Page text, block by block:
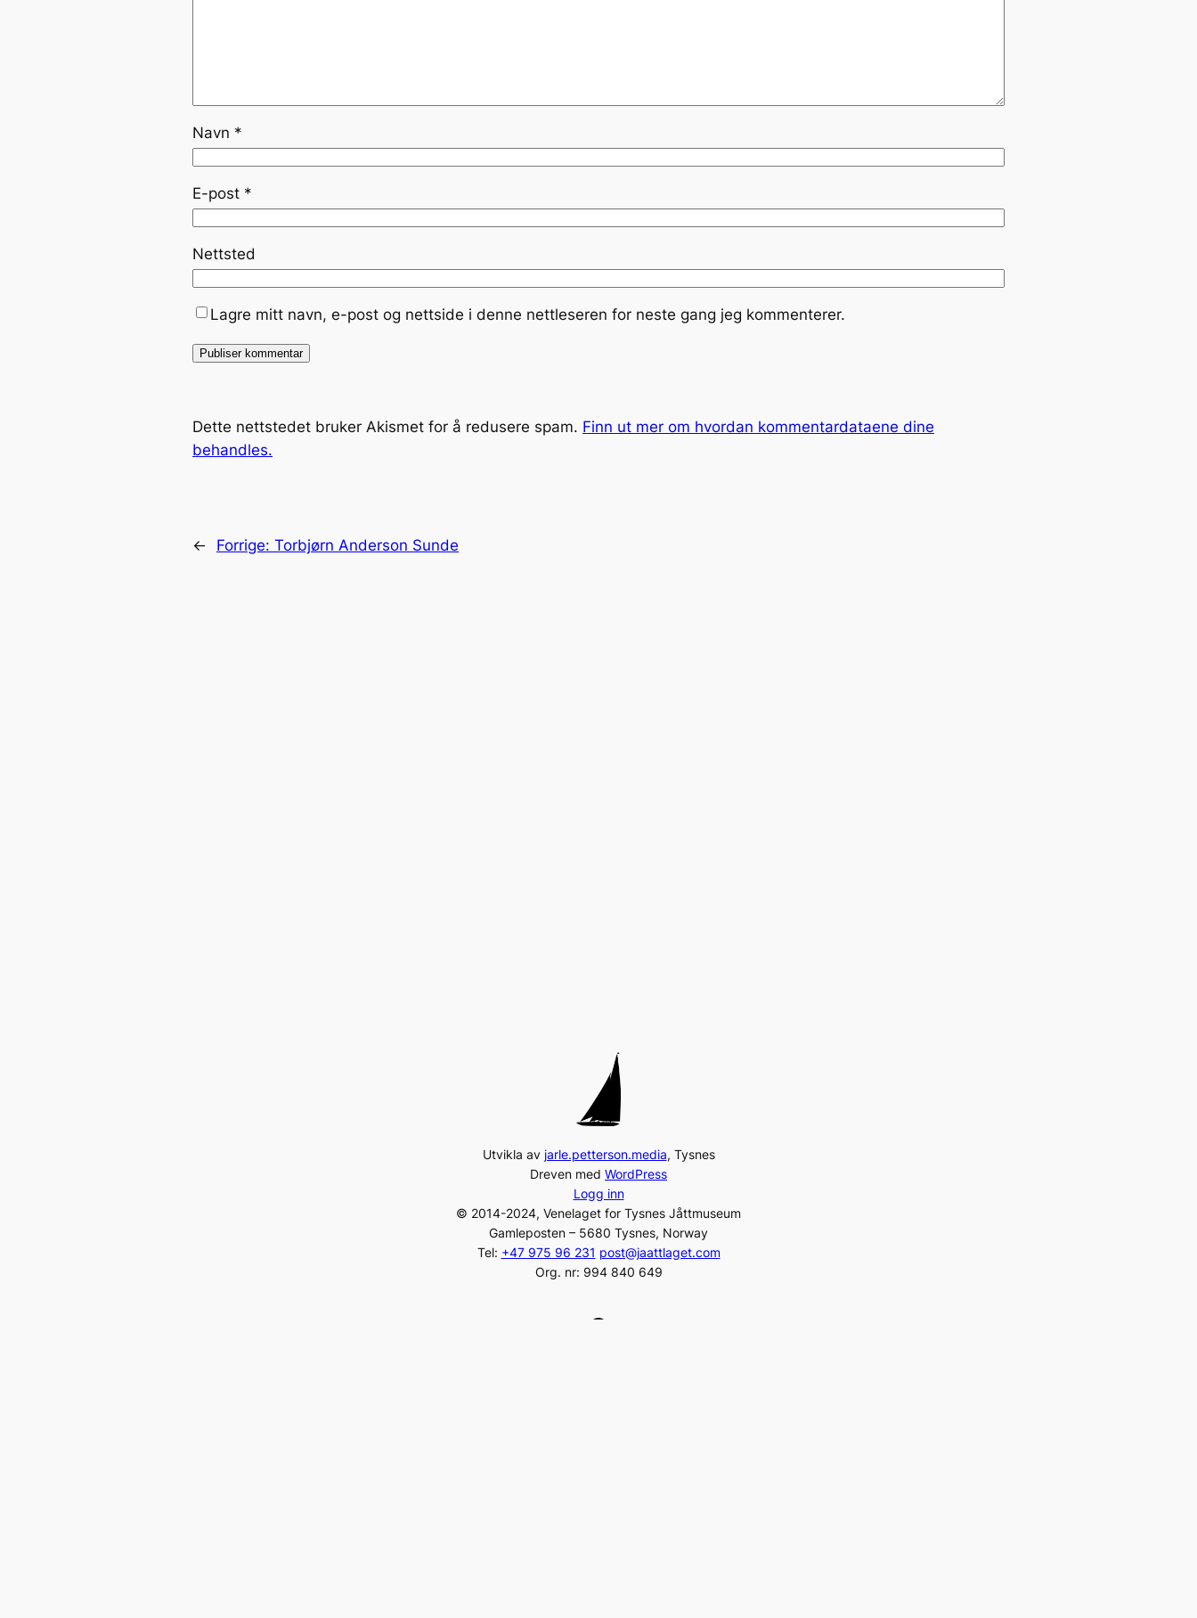
Navn *
E-post *
Nettsted
Lagre mitt navn, e-post og nettside i denne nettleseren for neste gang jeg kommenterer.
Dette nettstedet bruker Akismet for å redusere spam. Finn ut mer om hvordan kommentardataene dine
behandles.
← Forrige: Torbjørn Anderson Sunde
Utvikla av jarle.petterson.media, Tysnes
Dreven med WordPress
Logg inn
© 2014-2024, Venelaget for Tysnes Jåttmuseum
Gamleposten – 5680 Tysnes, Norway
Tel: +47 975 96 231 post@jaattlaget.com
Org. nr: 994 840 649
Facebook